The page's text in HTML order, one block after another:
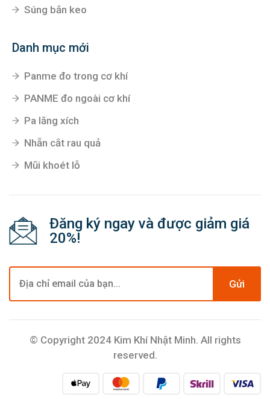
Súng bắn keo
Danh mục mới
Panme đo trong cơ khí
PANME đo ngoài cơ khí
Pa lăng xích
Nhẵn cắt rau quả
Mũi khoét lỗ
Đăng ký ngay và được giảm giá
20%!
Gửi
© Copyright 2024 Kim Khí Nhật Minh. All rights
reserved.